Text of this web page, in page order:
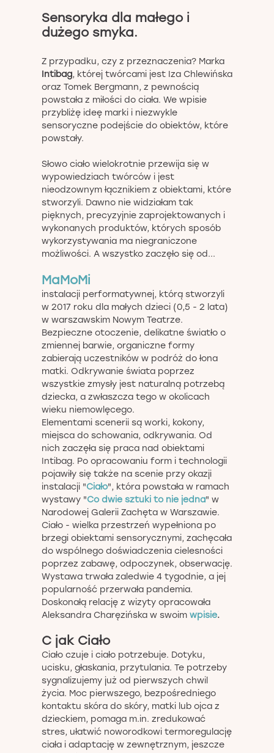
Sensoryka dla małego i
dużego smyka.
Z przypadku, czy z przeznaczenia? Marka
Intibag, której twórcami jest Iza Chlewińska
oraz Tomek Bergmann, z pewnością
powstała z miłości do ciała. We wpisie
przybliżę ideę marki i niezwykle
sensoryczne podejście do obiektów, które
powstały.
Słowo ciało wielokrotnie przewija się w
wypowiedziach twórców i jest
nieodzownym łącznikiem z obiektami, które
stworzyli. Dawno nie widziałam tak
pięknych, precyzyjnie zaprojektowanych i
wykonanych produktów, których sposób
wykorzystywania ma niegraniczone
możliwości. A wszystko zaczęło się od...
MaMoMi
instalacji performatywnej, którą stworzyli
w 2017 roku dla małych dzieci (0,5 - 2 lata)
w warszawskim Nowym Teatrze.
Bezpieczne otoczenie, delikatne światło o
zmiennej barwie, organiczne formy
zabierają uczestników w podróż do łona
matki. Odkrywanie świata poprzez
wszystkie zmysły jest naturalną potrzebą
dziecka, a zwłaszcza tego w okolicach
wieku niemowlęcego.
Elementami scenerii są worki, kokony,
miejsca do schowania, odkrywania. Od
nich zaczęła się praca nad obiektami
Intibag. Po opracowaniu form i technologii
pojawiły się także na scenie przy okazji
instalacji "Ciało", która powstała w ramach
wystawy "Co dwie sztuki to nie jedna" w
Narodowej Galerii Zachęta w Warszawie.
Ciało - wielka przestrzeń wypełniona po
brzegi obiektami sensorycznymi, zachęcała
do wspólnego doświadczenia cielesności
poprzez zabawę, odpoczynek, obserwację.
Wystawa trwała zaledwie 4 tygodnie, a jej
popularność przerwała pandemia.
Doskonałą relację z wizyty opracowała
Aleksandra Charęzińska w swoim wpisie.
C jak Ciało
Ciało czuje i ciało potrzebuje. Dotyku,
ucisku, głaskania, przytulania. Te potrzeby
sygnalizujemy już od pierwszych chwil
życia. Moc pierwszego, bezpośredniego
kontaktu skóra do skóry, matki lub ojca z
dzieckiem, pomaga m.in. zredukować
stres, ułatwić noworodkowi termoregulację
ciała i adaptację w zewnętrznym, jeszcze